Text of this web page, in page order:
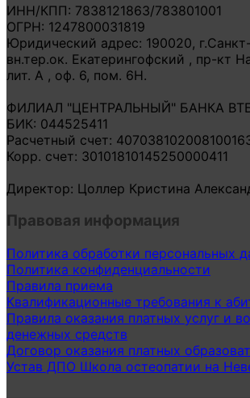
ИНН/КПП: 7838121863/783801001
ОГРН: 1247800031819
Юридический адрес: 190020,
вн.тер.ок. Екатерингофский , пр-кт
лит. А , оф. 6, пом. 6Н.
ФИЛИАЛ "ЦЕНТРАЛЬНЫЙ" БАНКА
БИК: 044525411
Расчетный счет:
Корр. счет: 30101810145250000411
Директор: Цоллер Кристина
Правовая информация
Политика обработки персональных
Политика конфиденциальности
Правила приема
Квалификационные требования к
Правила оказания платных услуг и
денежных средств
Договор оказания платных
Устав ДПО Школа остеопатии на